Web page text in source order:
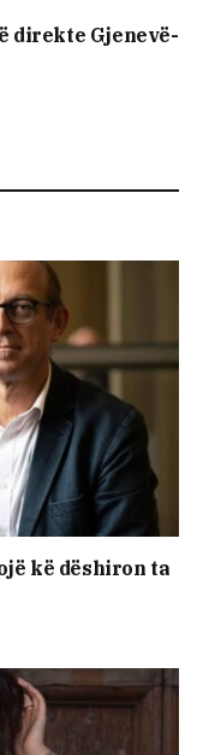
direkte Gjenevë-
kë dëshiron ta